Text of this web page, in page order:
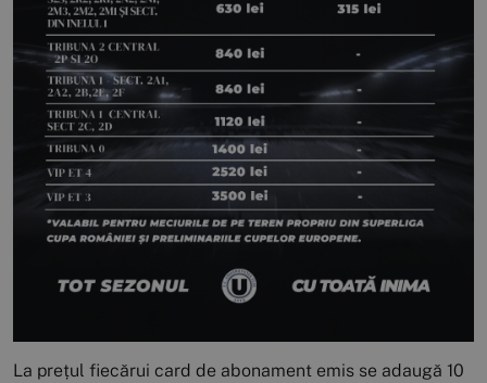
La prețul fiecărui card de abonament emis se adaugă 10